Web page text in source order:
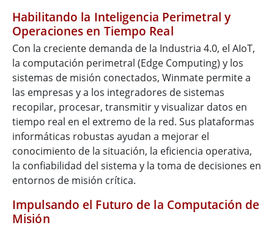
Habilitando la Inteligencia Perimetral y
Operaciones en Tiempo Real
Con la creciente demanda de la Industria 4.0, el AIoT,
la computación perimetral (Edge Computing) y los
sistemas de misión conectados, Winmate permite a
las empresas y a los integradores de sistemas
recopilar, procesar, transmitir y visualizar datos en
tiempo real en el extremo de la red. Sus plataformas
informáticas robustas ayudan a mejorar el
conocimiento de la situación, la eficiencia operativa,
la confiabilidad del sistema y la toma de decisiones en
entornos de misión crítica.
Impulsando el Futuro de la Computación de
Misión